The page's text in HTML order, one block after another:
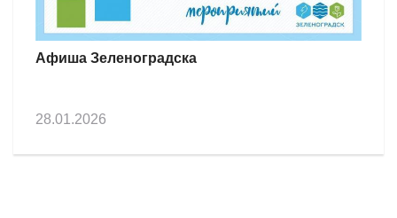
Афиша Зеленоградска
28.01.2026